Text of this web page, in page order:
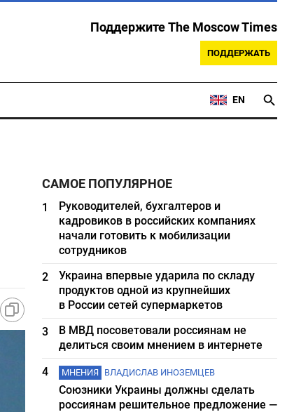
Поддержите The Moscow Times
ПОДДЕРЖАТЬ
EN
САМОЕ ПОПУЛЯРНОЕ
1
Руководителей, бухгалтеров и
кадровиков в российских компаниях
начали готовить к мобилизации
сотрудников
2
Украина впервые ударила по складу
продуктов одной из крупнейших
в России сетей супермаркетов
3
В МВД посоветовали россиянам не
делиться своим мнением в интернете
4
МНЕНИЯ ВЛАДИСЛАВ ИНОЗЕМЦЕВ
Союзники Украины должны сделать
россиянам решительное предложение —